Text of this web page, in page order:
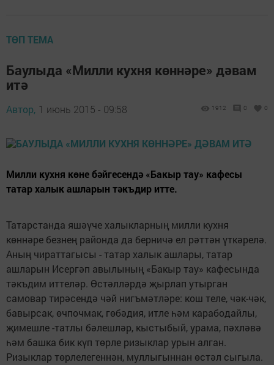
ТӨП ТЕМА
Баулыда «Милли кухня көннәре» дәвам
итә
Автор, 1 июнь 2015 - 09:58 1912 0 0
Милли кухня көне бәйгесендә «Бакыр тау» кафесы
татар халык ашларын тәкъдир итте.
Татарстанда яшәүче халыкларның милли кухня
көннәре безнең районда да берничә ел рәттән үткәрелә.
Аның чираттагысы - татар халык ашлары, татар
ашларын Исергәп авылының «Бакыр тау» кафесында
тәкъдим иттеләр. Өстәлләрдә җырлап утырган
самовар тирәсендә чәй нигъмәтләре: кош теле, чәк-чәк,
бавырсак, өчпочмак, гөбәдия, итле һәм карабодайлы,
җимешле -татлы бәлешләр, кыстыбый, урама, пәхләвә
һәм башка бик күп төрле ризыклар урын алган.
Ризыклар төрлелегеннән, муллыгыннан өстәл сыгыла.